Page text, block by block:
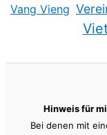
Vang Vieng
Hinweis für
Bei denen mit